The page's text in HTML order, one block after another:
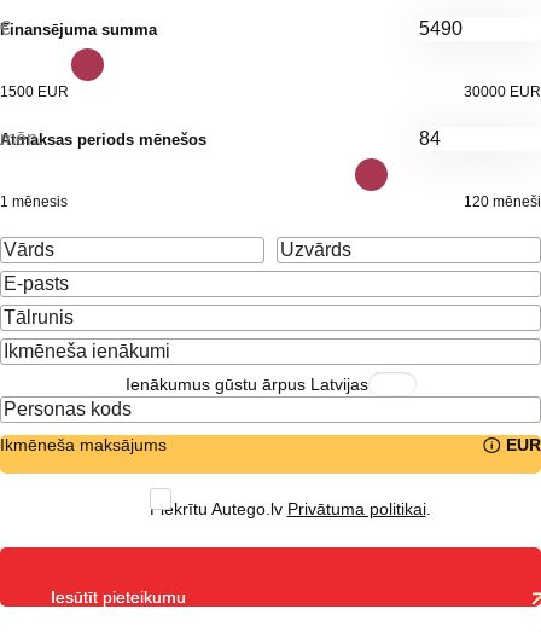
Finansējuma summa
€
1500 EUR 30000 EUR
Atmaksas periods mēnešos
mēn.
1 mēnesis 120 mēneši
Ienākumus gūstu ārpus Latvijas
Ikmēneša maksājums EUR
Piekrītu Autego.lv Privātuma politikai.